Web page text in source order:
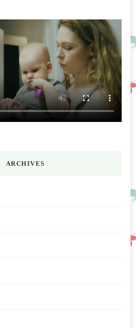
ARCHIVES